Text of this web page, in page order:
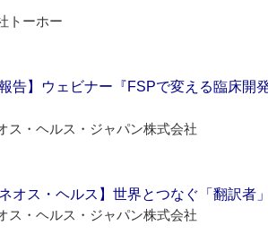
トーホー
報告】ウェビナー『FSPで変える臨床開
ス・ヘルス・ジャパン株式会社
ネオス・ヘルス】世界とつなぐ「翻訳者
ス・ヘルス・ジャパン株式会社